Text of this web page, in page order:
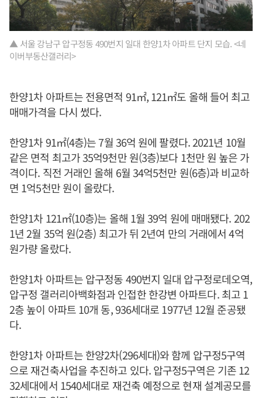
▲ 서울 강남구 압구정동 490번지 일대 한양1차 아파트 단지 모습. <네
이버부동산갤러리>
한양1차 아파트는 전용면적 91㎡, 121㎡도 올해 들어 최고
매매가격을 다시 썼다.
한양1차 91㎡(4층)는 7월 36억 원에 팔렸다. 2021년 10월
같은 면적 최고가 35억9천만 원(3층)보다 1천만 원 높은 가
격이다. 직전 거래인 올해 6월 34억5천만 원(6층)과 비교하
면 1억5천만 원이 올랐다.
한양1차 121㎡(10층)는 올해 1월 39억 원에 매매됐다. 202
1년 2월 35억 원(2층) 최고가 뒤 2년여 만의 거래에서 4억
원가량 올랐다.
한양1차 아파트는 압구정동 490번지 일대 압구정로데오역,
압구정 갤러리아백화점과 인접한 한강변 아파트다. 최고 1
2층 높이 아파트 10개 동, 936세대로 1977년 12월 준공됐
다.
한양1차 아파트는 한양2차(296세대)와 함께 압구정5구역
으로 재건축사업을 추진하고 있다. 압구정5구역은 기존 12
32세대에서 1540세대로 재건축 예정으로 현재 설계공모를